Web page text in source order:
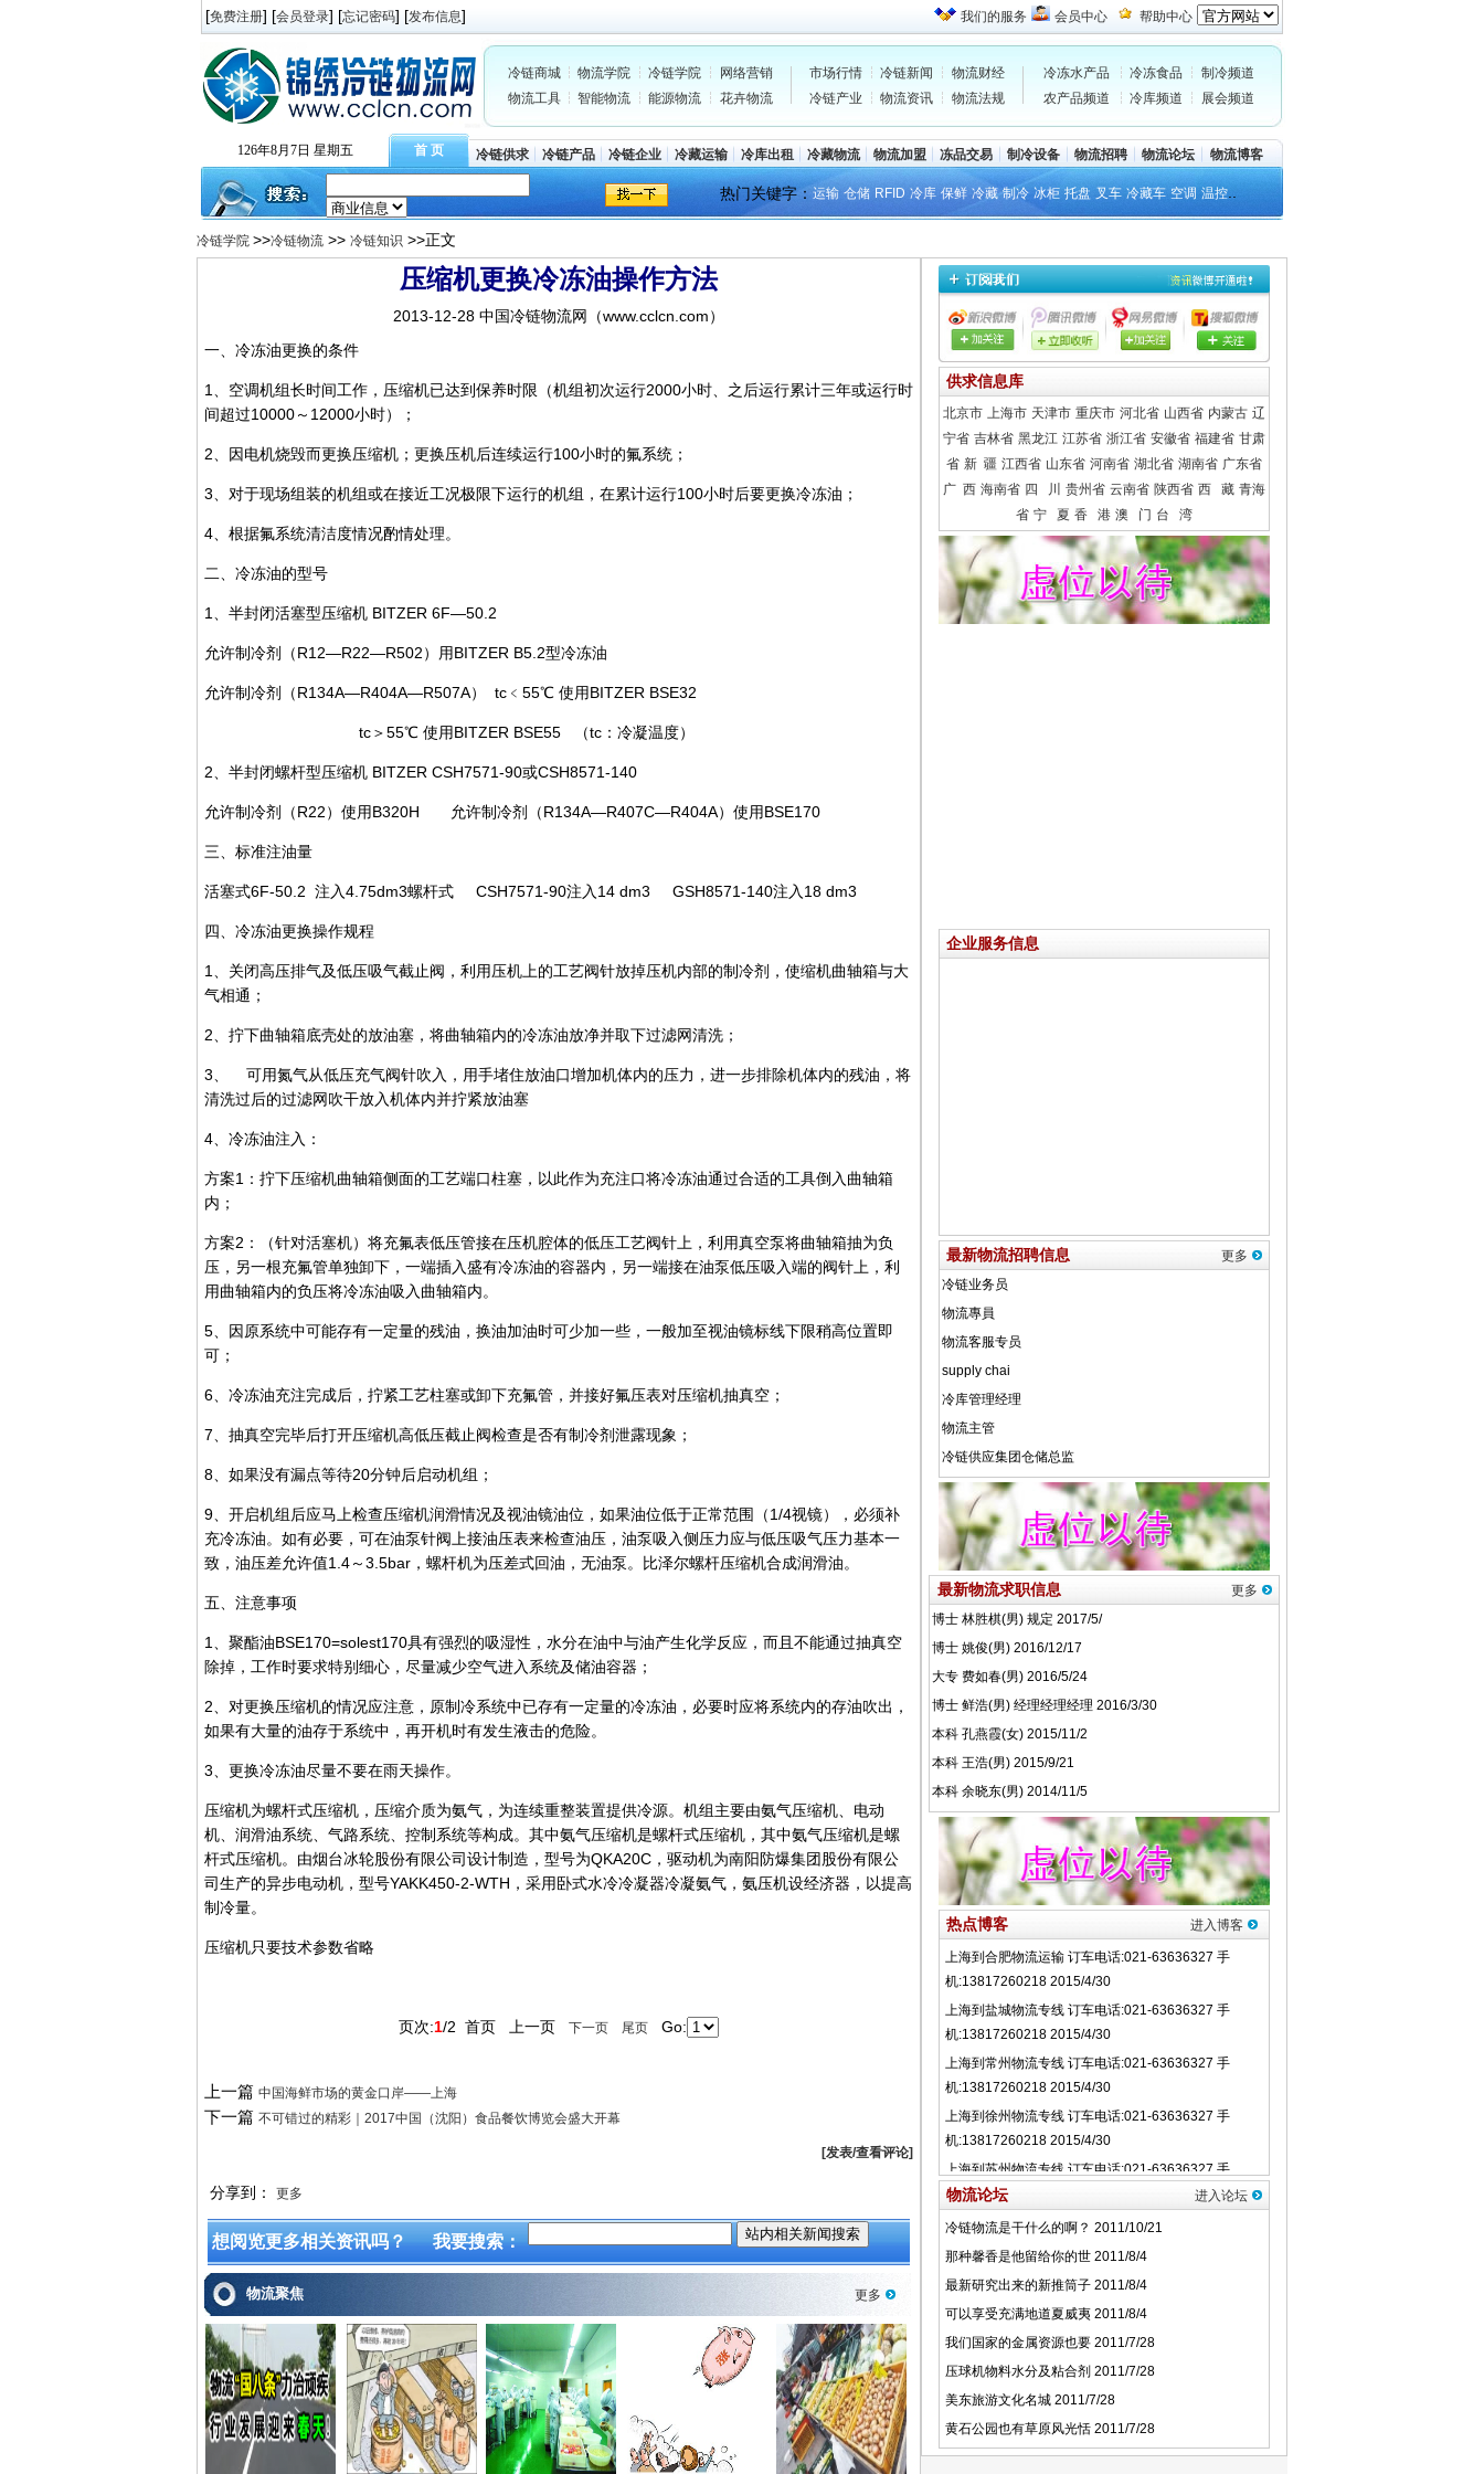
[免费注册] [会员登录] [忘记密码] [发布信息] 我们的服务 会员中心 帮助中心
冷链商城 物流学院 冷链学院
网络营销
物流工具
智能物流 能源物流 花卉物流
市场行情 冷链新闻
物流财经
冷链产业
物流资讯 物流法规
冷冻水产品 冷冻食品
制冷频道
农产品频道
冷库频道 展会频道
126年8月7日 星期五 首 页 冷链供求 冷链产品 冷链企业 冷藏运输 冷库出租 冷藏物流 物流加盟 冻品交易 制冷设备 物流招聘 物流论坛 物流博客
热门关键字： 运输 仓储 RFID 冷库 保鲜 冷藏 制冷 冰柜 托盘 叉车 冷藏车 空调 温控
冷链学院 >>冷链物流 >> 冷链知识 >>正文
压缩机更换冷冻油操作方法
2013-12-28 中国冷链物流网（www.cclcn.com）
一、冷冻油更换的条件
1、空调机组长时间工作，压缩机已达到保养时限（机组初次运行2000小时、之后运行累计三年或运行时
间超过10000～12000小时）；
2、因电机烧毁而更换压缩机；更换压机后连续运行100小时的氟系统；
3、对于现场组装的机组或在接近工况极限下运行的机组，在累计运行100小时后要更换冷冻油；
4、根据氟系统清洁度情况酌情处理。
二、冷冻油的型号
1、半封闭活塞型压缩机 BITZER 6F—50.2
允许制冷剂（R12—R22—R502）用BITZER B5.2型冷冻油
允许制冷剂（R134A—R404A—R507A） tc﹤55℃ 使用BITZER BSE32
tc＞55℃ 使用BITZER BSE55 （tc：冷凝温度）
2、半封闭螺杆型压缩机 BITZER CSH7571-90或CSH8571-140
允许制冷剂（R22）使用B320H 允许制冷剂（R134A—R407C—R404A）使用BSE170
三、标准注油量
活塞式6F-50.2 注入4.75dm3螺杆式 CSH7571-90注入14 dm3 GSH8571-140注入18 dm3
四、冷冻油更换操作规程
1、关闭高压排气及低压吸气截止阀，利用压机上的工艺阀针放掉压机内部的制冷剂，使缩机曲轴箱与大
气相通；
2、拧下曲轴箱底壳处的放油塞，将曲轴箱内的冷冻油放净并取下过滤网清洗；
3、 可用氮气从低压充气阀针吹入，用手堵住放油口增加机体内的压力，进一步排除机体内的残油，将
清洗过后的过滤网吹干放入机体内并拧紧放油塞
4、冷冻油注入：
方案1：拧下压缩机曲轴箱侧面的工艺端口柱塞，以此作为充注口将冷冻油通过合适的工具倒入曲轴箱
内；
方案2：（针对活塞机）将充氟表低压管接在压机腔体的低压工艺阀针上，利用真空泵将曲轴箱抽为负
压，另一根充氟管单独卸下，一端插入盛有冷冻油的容器内，另一端接在油泵低压吸入端的阀针上，利
用曲轴箱内的负压将冷冻油吸入曲轴箱内。
5、因原系统中可能存有一定量的残油，换油加油时可少加一些，一般加至视油镜标线下限稍高位置即
可；
6、冷冻油充注完成后，拧紧工艺柱塞或卸下充氟管，并接好氟压表对压缩机抽真空；
7、抽真空完毕后打开压缩机高低压截止阀检查是否有制冷剂泄露现象；
8、如果没有漏点等待20分钟后启动机组；
9、开启机组后应马上检查压缩机润滑情况及视油镜油位，如果油位低于正常范围（1/4视镜），必须补
充冷冻油。如有必要，可在油泵针阀上接油压表来检查油压，油泵吸入侧压力应与低压吸气压力基本一
致，油压差允许值1.4～3.5bar，螺杆机为压差式回油，无油泵。比泽尔螺杆压缩机合成润滑油。
五、注意事项
1、聚酯油BSE170=solest170具有强烈的吸湿性，水分在油中与油产生化学反应，而且不能通过抽真空
除掉，工作时要求特别细心，尽量减少空气进入系统及储油容器；
2、对更换压缩机的情况应注意，原制冷系统中已存有一定量的冷冻油，必要时应将系统内的存油吹出，
如果有大量的油存于系统中，再开机时有发生液击的危险。
3、更换冷冻油尽量不要在雨天操作。
压缩机为螺杆式压缩机，压缩介质为氨气，为连续重整装置提供冷源。机组主要由氨气压缩机、电动
机、润滑油系统、气路系统、控制系统等构成。其中氨气压缩机是螺杆式压缩机，其中氨气压缩机是螺
杆式压缩机。由烟台冰轮股份有限公司设计制造，型号为QKA20C，驱动机为南阳防爆集团股份有限公
司生产的异步电动机，型号YAKK450-2-WTH，采用卧式水冷冷凝器冷凝氨气，氨压机设经济器，以提高
制冷量。
压缩机只要技术参数省略
页次:1/2 首页 上一页 下一页 尾页 Go:
上一篇 中国海鲜市场的黄金口岸——上海
下一篇 不可错过的精彩｜2017中国（沈阳）食品餐饮博览会盛大开幕
[发表/查看评论]
分享到： 更多
想阅览更多相关资讯吗？ 我要搜索：
物流聚焦 更多
供求信息库
北京市 上海市 天津市 重庆市 河北省 山西省 内蒙古 辽
宁省 吉林省 黑龙江 江苏省 浙江省 安徽省 福建省 甘肃
省 新 疆 江西省 山东省 河南省 湖北省 湖南省 广东省
广 西 海南省 四 川 贵州省 云南省 陕西省 西 藏 青海
省 宁 夏 香 港 澳 门 台 湾
企业服务信息
最新物流招聘信息 更多
最新物流求职信息 更多
热点博客 进入博客
物流论坛 进入论坛